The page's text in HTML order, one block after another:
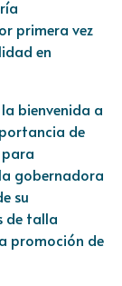
primera vez
en
bienvenida a
de
gobernadora
su
de talla
promoción de